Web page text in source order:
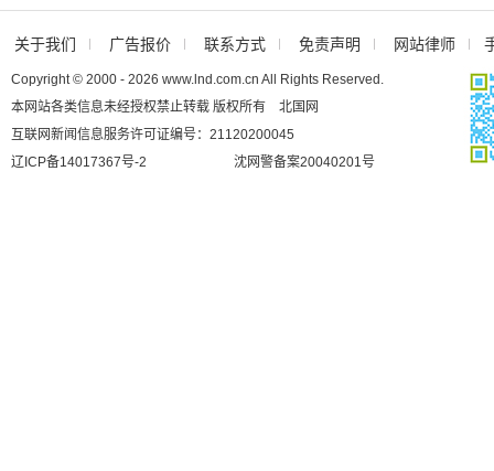
关于我们 广告报价 联系方式 免责声明 网站律师
Copyright © 2000 - 2026 www.lnd.com.cn All Rights Reserved.
本网站各类信息未经授权禁止转载 版权所有 北国网
互联网新闻信息服务许可证编号：21120200045
辽ICP备14017367号-2
沈网警备案20040201号